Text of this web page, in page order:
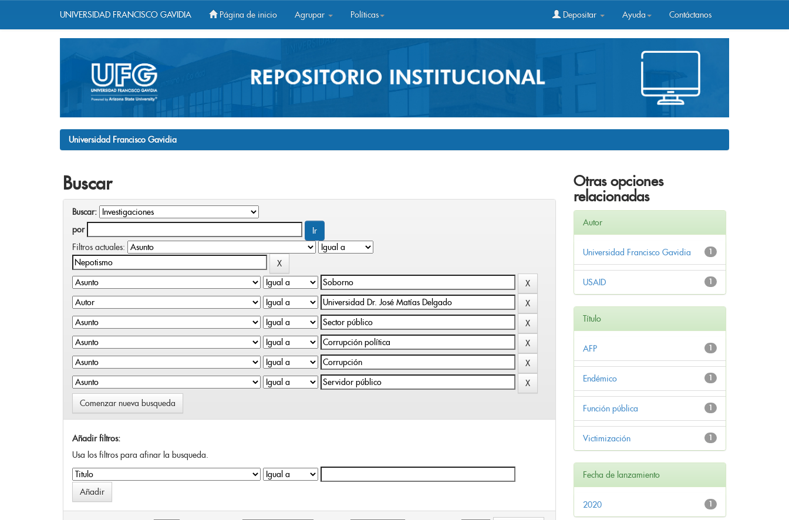
UNIVERSIDAD FRANCISCO GAVIDIA Página de inicio Agrupar Políticas Depositar Ayuda Contáctanos
Universidad Francisco Gavidia
Buscar
Buscar:
por
Filtros actuales:
Comenzar nueva busqueda
Añadir filtros:
Usa los filtros para afinar la busqueda.
Otras opciones
relacionadas
Autor
1
Universidad Francisco Gavidia
1
USAID
Título
1
AFP
1
Endémico
1
Función pública
1
Victimización
Fecha de lanzamiento
1
2020